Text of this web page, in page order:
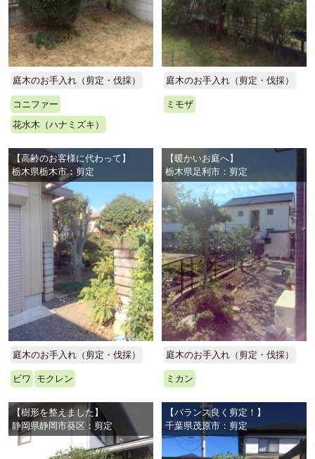
庭木のお手入れ（剪定・伐採）
コニファー
花水木（ハナミズキ）
庭木のお手入れ（剪定・伐採）
ミモザ
【高齢のお客様に代わって】
栃木県栃木市：剪定
庭木のお手入れ（剪定・伐採）
ビワ モクレン
【暖かいお庭へ】
栃木県足利市：剪定
庭木のお手入れ（剪定・伐採）
ミカン
【樹形を整えました】
静岡県静岡市葵区：剪定
【バランス良く剪定！】
千葉県茂原市：剪定